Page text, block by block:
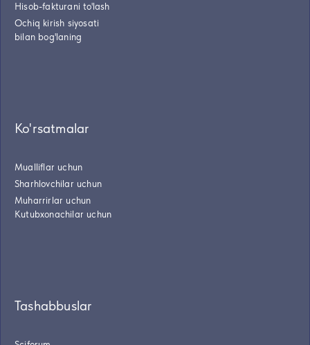
Hisob-fakturani to'lash
Ochiq kirish siyosati
bilan bog'laning
Ko'rsatmalar
Mualliflar uchun
Sharhlovchilar uchun
Muharrirlar uchun
Kutubxonachilar uchun
Tashabbuslar